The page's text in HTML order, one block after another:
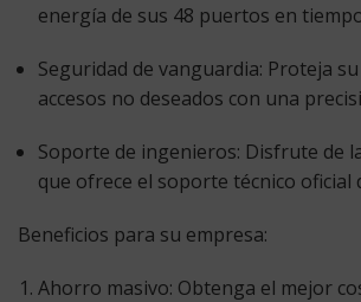
energía de sus 48 puertos en
Seguridad de vanguardia: Proteja
accesos no deseados con una
Soporte de ingenieros: Disfrute de
que ofrece el soporte técnico oficial
Beneficios para su empresa:
Ahorro masivo: Obtenga el mejor